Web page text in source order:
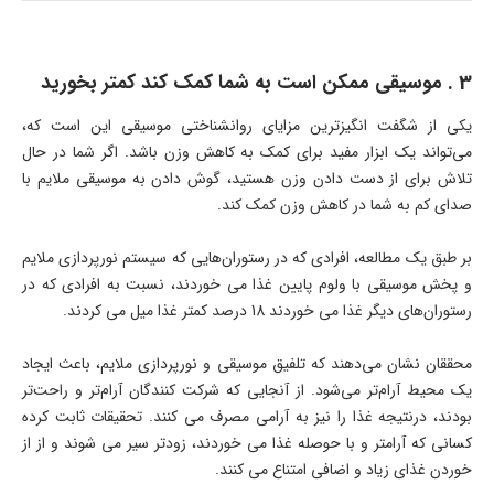
3 . موسیقی ممکن است به شما کمک کند کمتر بخورید
یکی از شگفت انگیزترین مزایای روانشناختی موسیقی این است که،
می‌تواند یک ابزار مفید برای کمک به کاهش وزن باشد. اگر شما در حال
تلاش برای از دست دادن وزن هستید، گوش دادن به موسیقی ملایم با
صدای کم به شما در کاهش وزن کمک کند.
بر طبق یک مطالعه، افرادی که در رستوران‌هایی که سیستم نورپردازی ملایم
و پخش موسیقی با ولوم پایین غذا می خوردند، نسبت به افرادی که در
رستوران‌های دیگر غذا می خوردند 18 درصد کمتر غذا میل می کردند.
محققان نشان می‌دهند که تلفیق موسیقی و نورپردازی ملایم، باعث ایجاد
یک محیط آرام‌تر می‌شود. از آنجایی که شرکت کنندگان آرام‌تر و راحت‌تر
بودند، درنتیجه غذا را نیز به آرامی مصرف می کنند. تحقیقات ثابت کرده
کسانی که آرامتر و با حوصله غذا می خوردند، زودتر سیر می شوند و از از
خوردن غذای زیاد و اضافی امتناع می کنند.